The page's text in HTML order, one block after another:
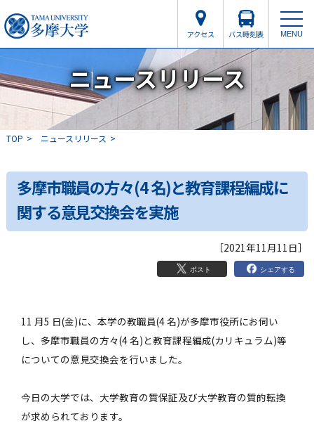
アクセス バス時刻表 MENU
ニュースリリース
TOP ニュースリリース
多摩市職員の方々(4 名)と教育課程編成に
関する意見交換会を実施
［2021年11月11日］
ポスト シェアする
11 月5 日(金)に、本学の教職員(4 名)が多摩市役所にお伺い
し、多摩市職員の方々(4 名)と教育課程編成(カリキュラム)等
についての意見交換会を行いました。
今日の大学では、大学教育の質保証及び大学教育の質的転換
が求められております。